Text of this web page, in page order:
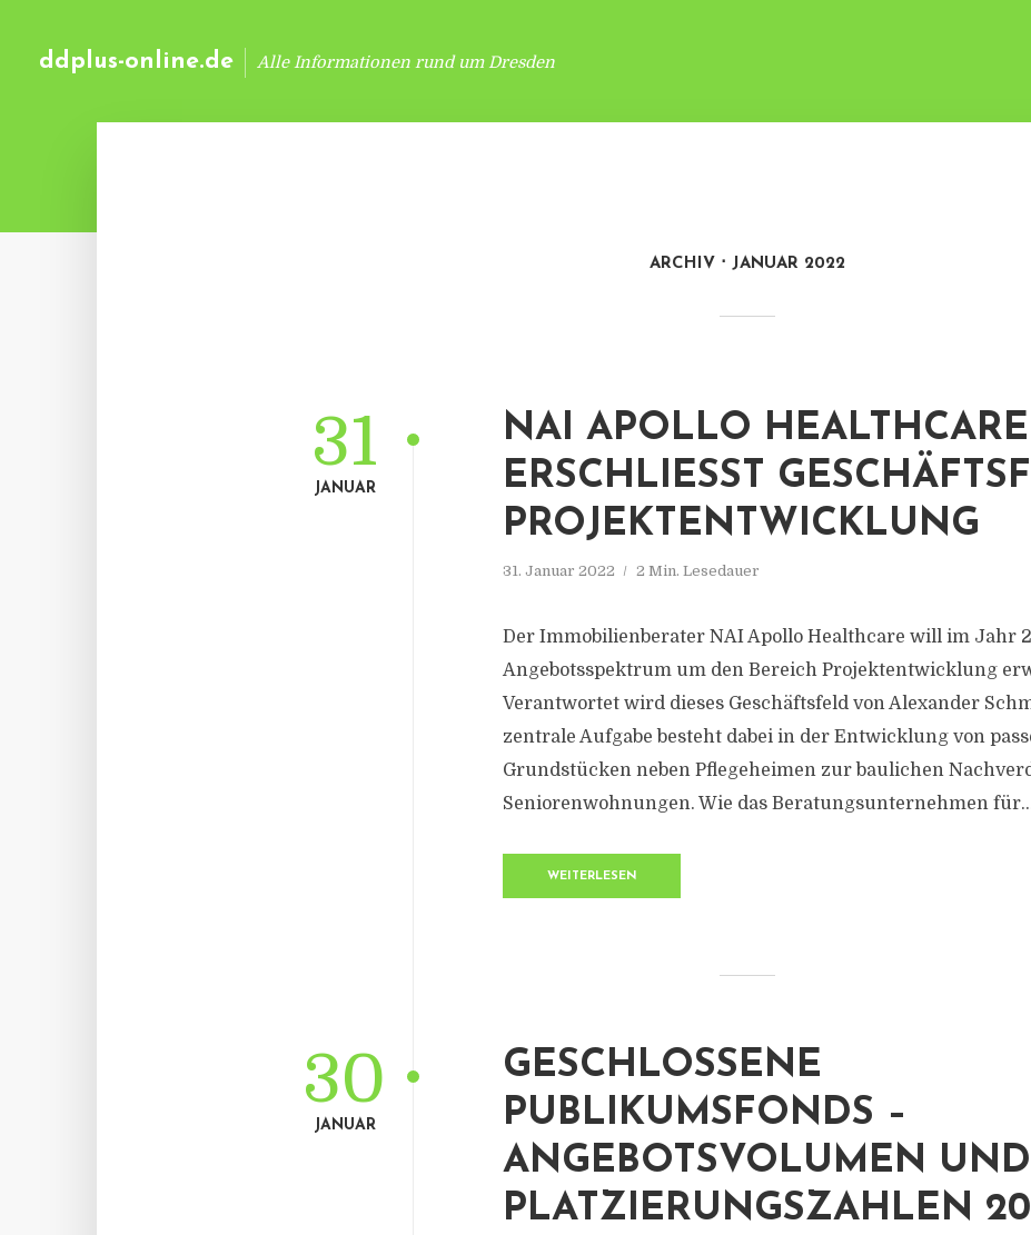
ddplus-online.de Alle Informationen rund um Dresden
ARCHIV JANUAR 2022
NAI APOLLO HEALTHCARE
ERSCHLIESST
ROJEKTENTWICKLUNG
31. Januar 2022 2 Min. Lesedauer
31
JANUAR
Der Immobilienberater NAI Apollo Healthcare will im Jahr
Angebotsspektrum um den Bereich Projektentwicklung
Verantwortet wird dieses Geschäftsfeld von Alexander
zentrale Aufgabe besteht dabei in der Entwicklung von
Grundstücken neben Pflegeheimen zur baulichen
Seniorenwohnungen. Wie das Beratungsunternehmen
WEITERLESEN
GESCHLOSSENE
PUBLIKUMSFONDS –
ANGEBOTSVOLUMEN UND
PLATZIERUNGSZAHLEN
30
JANUAR